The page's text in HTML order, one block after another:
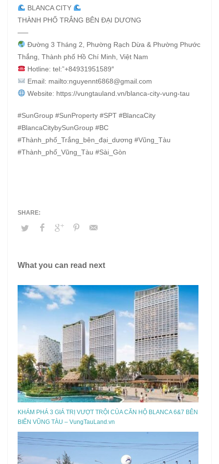
BLANCA CITY
THÀNH PHỐ TRẮNG BÊN ĐẠI DƯƠNG
—–
Đường 3 Tháng 2, Phường Rạch Dừa & Phường Phước
Thắng, Thành phố Hồ Chí Minh, Việt Nam
Hotline: tel:”+84931951589″
Email: mailto:nguyennt6868@gmail.com
Website: https://vungtauland.vn/blanca-city-vung-tau
#SunGroup #SunProperty #SPT #BlancaCity
#BlancaCitybySunGroup #BC
#Thành_phố_Trắng_bên_đại_dương #Vũng_Tàu
#Thành_phố_Vũng_Tàu #Sài_Gòn
What you can read next
KHÁM PHÁ 3 GIÁ TRỊ VƯỢT TRỘI CỦA CĂN HỘ BLANCA 6&7 BÊN
BIỂN VŨNG TÀU – VungTauLand.vn